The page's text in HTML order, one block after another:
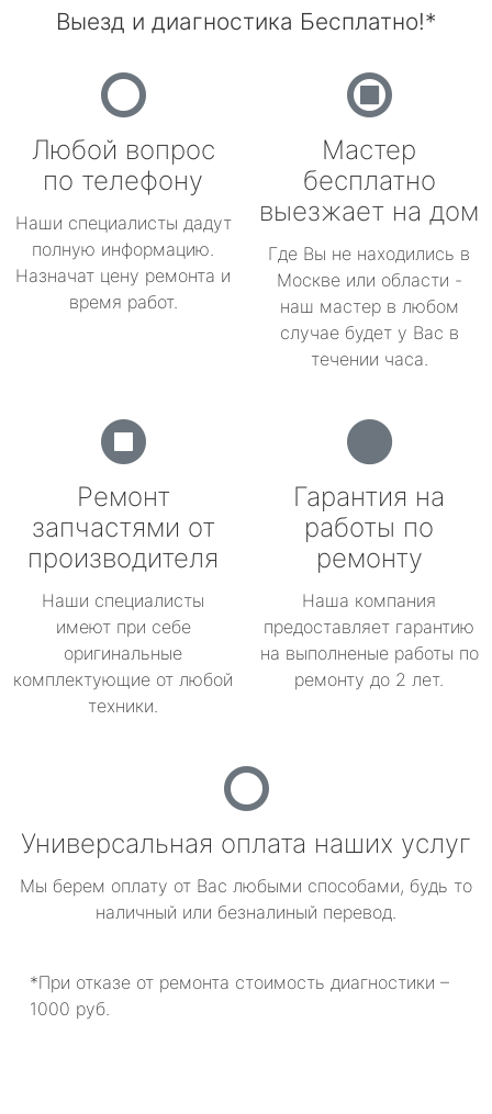
Выезд и диагностика Бесплатно!*
Любой вопрос
по телефону
Наши специалисты дадут
полную информацию.
Назначат цену ремонта и
время работ.
Мастер
бесплатно
выезжает на дом
Где Вы не находились в
Москве или области -
наш мастер в любом
случае будет у Вас в
течении часа.
Ремонт
запчастями от
производителя
Наши специалисты
имеют при себе
оригинальные
комплектующие от любой
техники.
Гарантия на
работы по
ремонту
Наша компания
предоставляет гарантию
на выполненые работы по
ремонту до 2 лет.
Универсальная оплата наших услуг
Мы берем оплату от Вас любыми способами, будь то
наличный или безналиный перевод.
*При отказе от ремонта стоимость диагностики –
1000 руб.